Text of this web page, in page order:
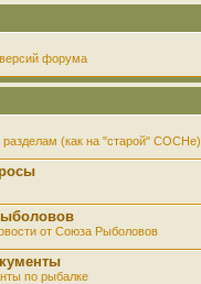
форума
(как на "старой" СОСНе)
от Союза Рыболовов
по рыбалке